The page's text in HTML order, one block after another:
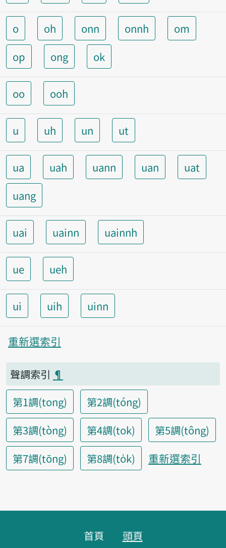
o oh onn onnh
om
op
ong ok
oo ooh
u uh un ut
ua uah uann uan
uat
uang
uai uainn uainnh
ue ueh
ui uih uinn
重新選索引
聲調索引 ¶
第1調(tong)
第2調(tóng)
第3調(tòng)
第4調(tok)
第5調(tông)
第7調(tōng)
第8調(to̍k) 重新選索引
首頁 頭頁